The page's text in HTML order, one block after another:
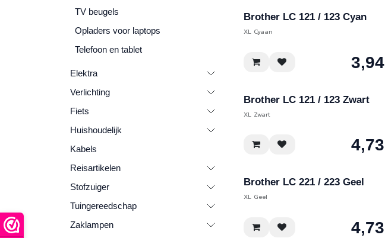
TV beugels
Opladers voor laptops
Telefoon en tablet
Elektra
Verlichting
Fiets
Huishoudelijk
Kabels
Reisartikelen
Stofzuiger
Tuingereedschap
Zaklampen
Brother LC 121 / 123 Cyan
XL Cyaan
3,94
Brother LC 121 / 123 Zwart
XL Zwart
4,73
Brother LC 221 / 223 Geel
XL Geel
4,73